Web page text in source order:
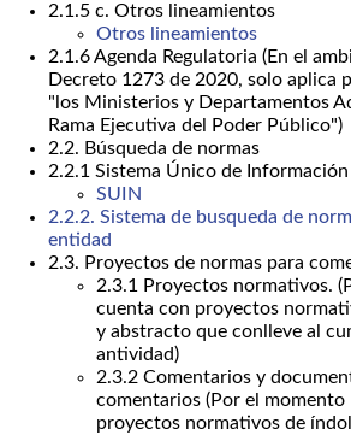
2.1.5 c. Otros lineamientos
Otros lineamientos
2.1.6 Agenda Regulatoria (En el
Decreto 1273 de 2020, solo aplica
"los Ministerios y Departamentos
Rama Ejecutiva del Poder Público")
2.2. Búsqueda de normas
2.2.1 Sistema Único de
SUIN
2.2.2. Sistema de busqueda de
entidad
2.3. Proyectos de normas para
2.3.1 Proyectos normativos.
cuenta con proyectos
y abstracto que conlleve al
antividad)
2.3.2 Comentarios y
comentarios (Por el momento
proyectos normativos de